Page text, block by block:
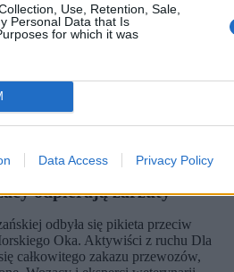
Use, Retention, Sale,
Personal Data that Is
for which it was
Data Access Privacy Policy
konnemu do
odpierają zarzuty
odbyła się pikieta przeciw
Oka. Aktywiści z ruchu Dla
całkowitego zakazu przewozów,